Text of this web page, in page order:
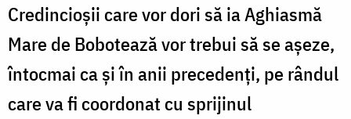
Credincioşii care vor dori să ia Aghiasmă
Mare de Bobotează vor trebui să se aşeze,
întocmai ca şi în anii precedenţi, pe rândul
care va fi coordonat cu sprijinul